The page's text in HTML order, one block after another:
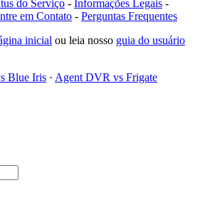
do Serviço - Informações Legais -
em Contato - Perguntas Frequentes
inicial ou leia nosso guia do usuário
Blue Iris · Agent DVR vs Frigate